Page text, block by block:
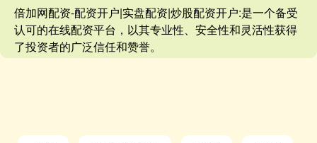
倍加网配资-配资开户|实盘配资|炒股配资开户:是一个备受
认可的在线配资平台，以其专业性、安全性和灵活性获得
了投资者的广泛信任和赞誉。